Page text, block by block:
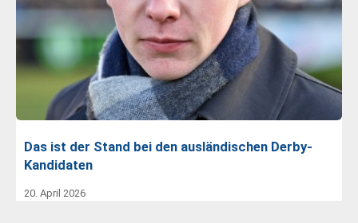
Das ist der Stand bei den ausländischen Derby-
Kandidaten
20. April 2026